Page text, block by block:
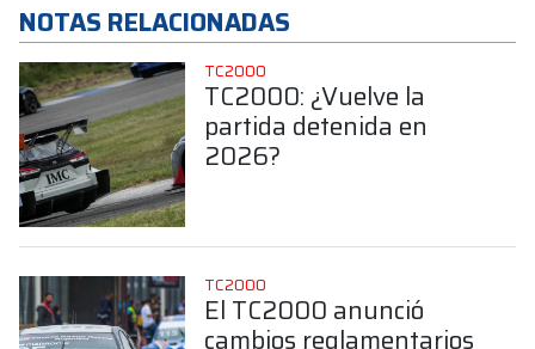
NOTAS RELACIONADAS
TC2000
TC2000: ¿Vuelve la
partida detenida en
2026?
TC2000
El TC2000 anunció
cambios reglamentarios